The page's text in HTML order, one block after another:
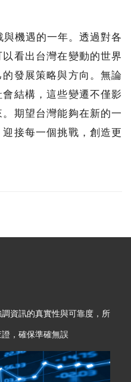
機遇的一年。透過對各
看出台灣在變動的世界
發展策略與方向。無論
結構，這些變遷不僅影
期望台灣能夠在新的一
接每一個挑戰，創造更
資訊的真實性與可靠度，所
，確保準確無誤